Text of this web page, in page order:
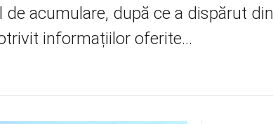
acumulare, după ce a dispărut din
informațiilor oferite...